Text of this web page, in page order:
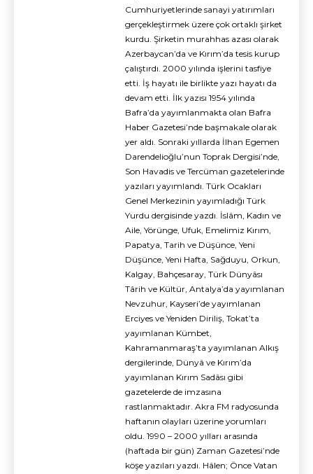
Cumhuriyetlerinde sanayi yatırımları
gerçekleştirmek üzere çok ortaklı şirket
kurdu. Şirketin murahhas azası olarak
Azerbaycan’da ve Kırım’da tesis kurup
çalıştırdı. 2000 yılında işlerini tasfiye
etti. İş hayatı ile birlikte yazı hayatı da
devam etti. İlk yazısı 1954 yılında
Bafra’da yayımlanmakta olan Bafra
Haber Gazetesi’nde başmakale olarak
yer aldı. Sonraki yıllarda İlhan Egemen
Darendelioğlu’nun Toprak Dergisi’nde,
Son Havadis ve Tercüman gazetelerinde
yazıları yayımlandı. Türk Ocakları
Genel Merkezinin yayımladığı Türk
Yurdu dergisinde yazdı. İslâm, Kadın ve
Aile, Yörünge, Ufuk, Emelimiz Kırım,
Papatya, Tarih ve Düşünce, Yeni
Düşünce, Yeni Hafta, Sağduyu, Orkun,
Kalgay, Bahçesaray, Türk Dünyâsı
Târih ve Kültür, Antalya’da yayımlanan
Nevzuhur, Kayseri’de yayımlanan
Erciyes ve Yeniden Diriliş, Tokat’ta
yayımlanan Kümbet,
Kahramanmaraş’ta yayımlanan Alkış
dergilerinde, Dünyâ ve Kırım’da
yayımlanan Kırım Sadâsı gibi
gazetelerde de imzasına
rastlanmaktadır. Akra FM radyosunda
haftanın olayları üzerine yorumları
oldu. 1990 – 2000 yılları arasında
(haftada bir gün) Zaman Gazetesi’nde
köşe yazıları yazdı. Hâlen; Önce Vatan